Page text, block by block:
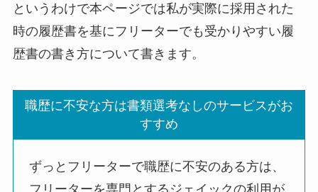
というわけで本ページでは私が実際に採用された
時の履歴書を基にフリーターでも受かりやすい履
歴書の書き方について書きます。
職歴に不安な方は書類選考なしのサービスがお
すすめ
ずっとフリーターで職歴に不安のある方は、
フリーターを専門とするジェイックの利用が